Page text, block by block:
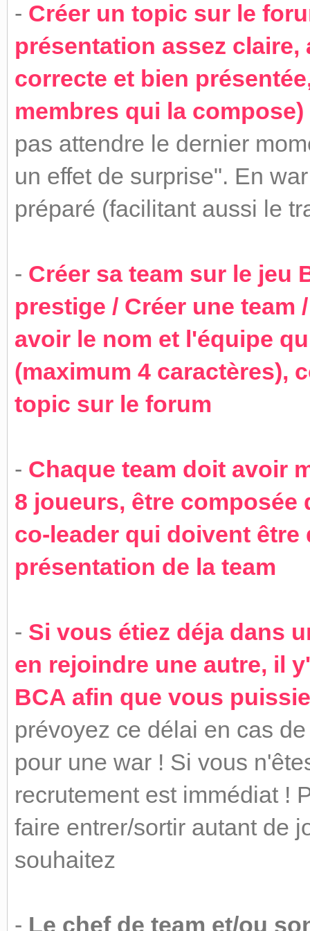
- Créer un topic sur le
présentation assez
correcte et bien
membres qui la compose)
pas attendre le dernier
un effet de surprise". En
préparé (facilitant aussi le
- Créer sa team sur le jeu
prestige / Créer une team
avoir le nom et l'équipe
(maximum 4 caractères),
topic sur le forum
- Chaque team doit avoir
8 joueurs, être
co-leader qui doivent
présentation de la team
- Si vous étiez déja dans
en rejoindre une autre, il
BCA afin que vous
prévoyez ce délai en cas
pour une war ! Si vous
recrutement est immédiat !
faire entrer/sortir autant de
souhaitez
- Le chef de team et/ou